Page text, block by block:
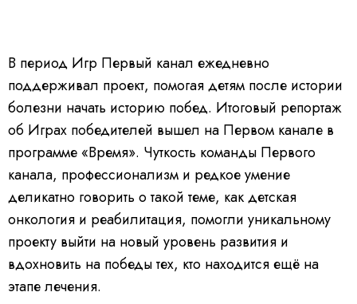
В период Игр Первый канал ежедневно
поддерживал проект, помогая детям после истории
болезни начать историю побед. Итоговый репортаж
об Играх победителей вышел на Первом канале в
программе «Время». Чуткость команды Первого
канала, профессионализм и редкое умение
деликатно говорить о такой теме, как детская
онкология и реабилитация, помогли уникальному
проекту выйти на новый уровень развития и
вдохновить на победы тех, кто находится ещё на
этапе лечения.